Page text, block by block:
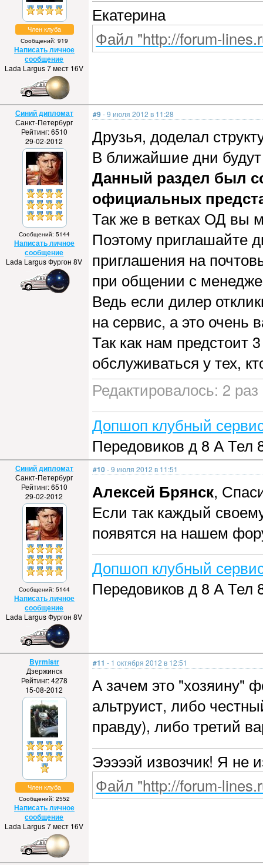
Член клуба
Сообщений: 919
Написать личное
сообщение
Lada Largus 7 мест 16V
Екатерина
Файл "http://forum-
Синий дипломат
Санкт-Петербург
Рейтинг: 6510
29-02-2012
Сообщений: 5144
Написать личное
сообщение
Lada Largus Фургон 8V
#9- 9 июля 2012 в 11:28
Друзья, доделал
В ближайшие дни
Данный раздел был
официальных
Так же в ветках ОД вы
Поэтому приглашайте
приглашения на
при общении с
Ведь если дилер
на сервис, а это очень
Так как нам предстоит
обслуживаться у тех,
Редактировалось: 2
Допшоп клубный
Передовиков д 8 А Тел
Синий дипломат
Санкт-Петербург
Рейтинг: 6510
29-02-2012
Сообщений: 5144
Написать личное
сообщение
Lada Largus Фургон 8V
#10- 9 июля 2012 в 11:51
Алексей Брянск,
Если так каждый
появятся на нашем
Допшоп клубный
Передовиков д 8 А Тел
Byrmistr
Дзержинск
Рейтинг: 4278
15-08-2012
Член клуба
Сообщений: 2552
Написать личное
сообщение
Lada Largus 7 мест 16V
#11 - 1 октября 2012 в 12:51
А зачем это "хозяину"
альтруист, либо
правду), либо третий
Эээээй извозчик! Я не
Файл "http://forum-